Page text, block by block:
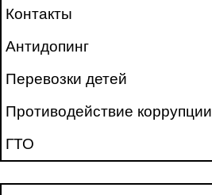
Контакты
Антидопинг
Перевозки детей
Противодействие коррупции
ГТО